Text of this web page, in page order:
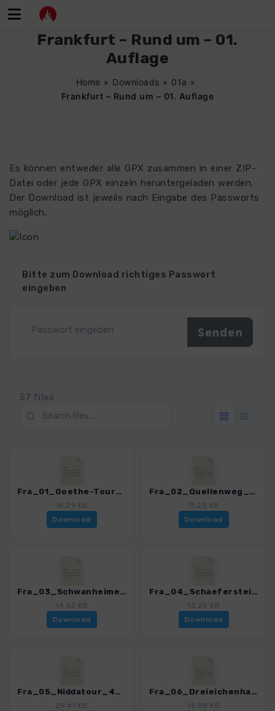
Inhalt
Frankfurt – Rund um – 01.
Auflage
Home » Downloads » 01a »
Frankfurt – Rund um – 01. Auflage
Es können entweder alle GPX zusammen in einer ZIP-
Datei oder jede GPX einzeln heruntergeladen werden.
Der Download ist jeweils nach Eingabe des Passworts
möglich.
Bitte zum Download richtiges Passwort
eingeben
57 files
Fra_01_Goethe-Tour_4468_1.gpx
16.29 KB
Download
Fra_02_Quellenweg_4468_1.gpx
11.25 KB
Download
Fra_03_Schwanheimer Duene_4468_1.gpx
14.52 KB
Download
Fra_04_Schaefersteinpfad_4468_1.gpx
15.25 KB
Download
Fra_05_Niddatour_4468_1.gpx
29.41 KB
Fra_06_Dreieichenhain_4468_1.gpx
16.88 KB